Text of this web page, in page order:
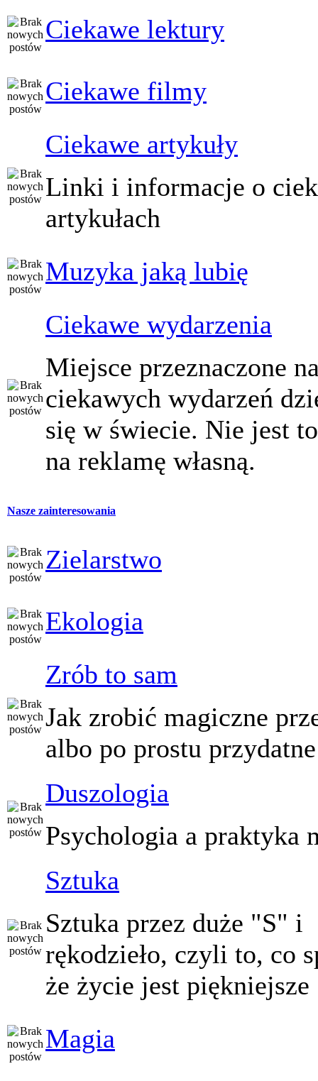
Ciekawe lektury
Ciekawe filmy
Ciekawe artykuły
Linki i informacje o
artykułach
Muzyka jaką lubię
Ciekawe wydarzenia
Miejsce przeznaczone
ciekawych wydarzeń
się w świecie. Nie jest
na reklamę własną.
Nasze zainteresowania
Zielarstwo
Ekologia
Zrób to sam
Jak zrobić magiczne
albo po prostu
Duszologia
Psychologia a praktyka
Sztuka
Sztuka przez duże "S" i
rękodzieło, czyli to, co
że życie jest piękniejsze
Magia